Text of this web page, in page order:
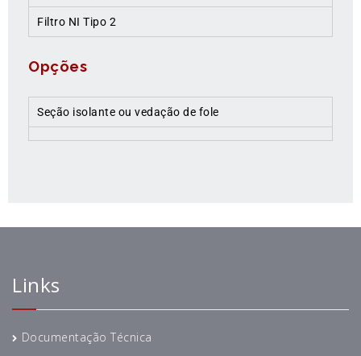
Filtro NI Tipo 2
Opções
Seção isolante ou vedação de fole
Links
Documentação Técnica